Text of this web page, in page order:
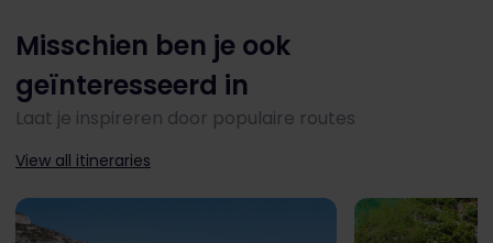
Misschien ben je ook
geïnteresseerd in
Laat je inspireren door populaire routes
View all itineraries